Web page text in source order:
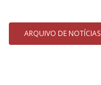
ARQUIVO DE NOTÍCIAS